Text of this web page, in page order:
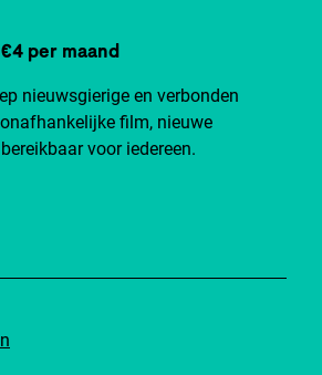
per maand
nieuwsgierige en verbonden
film, nieuwe
voor iedereen.